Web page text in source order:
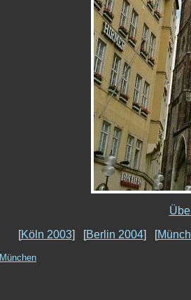
[Köln 2003] [Berlin 2004] [
München